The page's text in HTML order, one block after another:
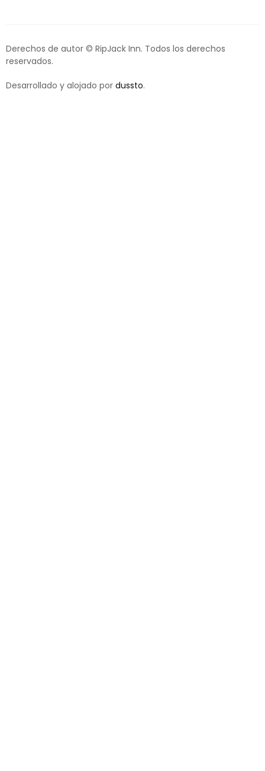
Derechos de autor © RipJack Inn. Todos los derechos
reservados.
Desarrollado y alojado por dussto.